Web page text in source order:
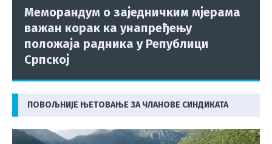
Меморандум о заједничким мјерама
важан корак ка унапређењу
положаја радника у Републици
Српској
ПОВОЉНИЈЕ ЊЕТОВАЊЕ ЗА ЧЛАНОВЕ СИНДИКАТА